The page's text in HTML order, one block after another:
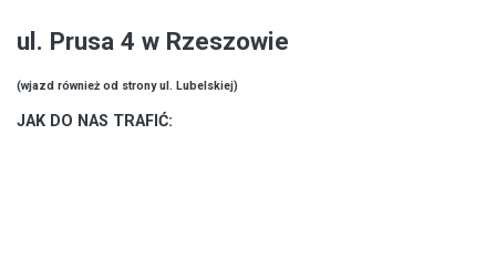
ul. Prusa 4 w Rzeszowie
(wjazd również od strony ul. Lubelskiej)
JAK DO NAS TRAFIĆ: